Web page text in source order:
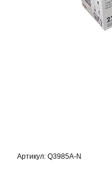
Артикул:Q3985A-N